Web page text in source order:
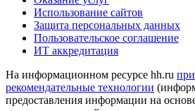
Использование сайтов
Защита персональных данных
Пользовательское соглашение
ИТ аккредитация
На информационном ресурсе hh.ru
рекомендательные технологии
предоставления информации на